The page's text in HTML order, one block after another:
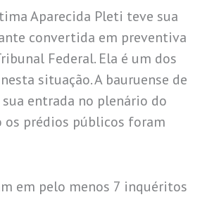
Aparecida Pleti teve sua
convertida em preventiva
Federal. Ela é um dos
situação. A bauruense de
entrada no plenário do
os prédios públicos foram
em pelo menos 7 inquéritos